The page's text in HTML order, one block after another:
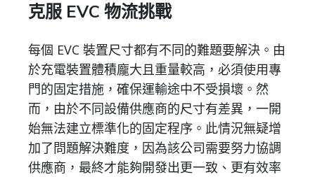
克服 EVC 物流挑戰
每個 EVC 裝置尺寸都有不同的難題要解決。由
於充電裝置體積龐大且重量較高，必須使用專
門的固定措施，確保運輸途中不受損壞。然
而，由於不同設備供應商的尺寸有差異，一開
始無法建立標準化的固定程序。此情況無疑增
加了問題解決難度，因為該公司需要努力協調
供應商，最終才能夠開發出更一致、更有效率